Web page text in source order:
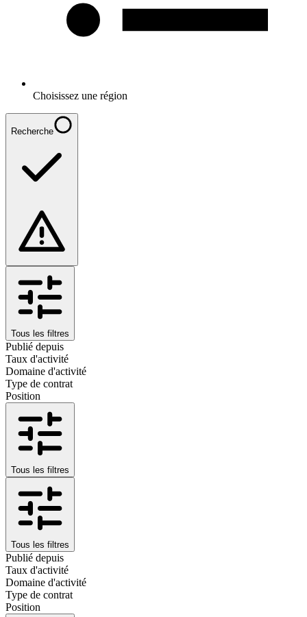
Choisissez une région
Recherche
Tous les filtres
Publié depuis
Taux d'activité
Domaine d'activité
Type de contrat
Position
Tous les filtres
Tous les filtres
Publié depuis
Taux d'activité
Domaine d'activité
Type de contrat
Position